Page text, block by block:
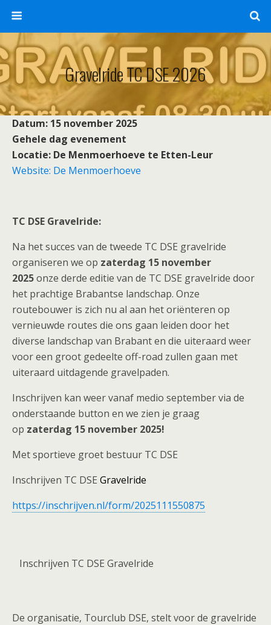
Gravelride TC DSE 2026
Datum: 15 november 2025
Gehele dag evenement
Locatie: De Menmoerhoeve te Etten-Leur
Website: De Menmoerhoeve
TC DSE Gravelride:
Na het succes van de tweede TC DSE gravelride
organiseren we op zaterdag 15 november
2025onze derde editie van de TC DSE gravelride door
het prachtige Brabantse landschap. Onze
routebouwer is zich nu al aan het oriënteren op
vernieuwde routes die ons gaan leiden door het
diverse landschap van Brabant en die uiteraard weer
voor een groot gedeelte off-road zullen gaan met
uiteraard uitdagende gravelpaden.
Inschrijven kan weer vanaf medio september via de
onderstaande button en we zien je graag
op zaterdag 15 november 2025!
Met sportieve groet bestuur TC DSE
Inschrijven TC DSE Gravelride
https://inschrijven.nl/form/2025111550875
Inschrijven TC DSE Gravelride
De organisatie, Tourclub DSE, stelt voor de gravelride